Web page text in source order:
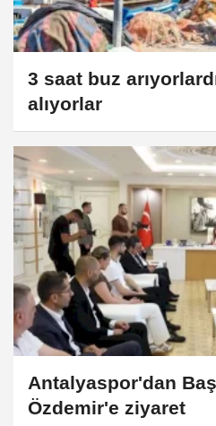
3 saat buz
alıyorlar
Antalyaspor'dan
Özdemir'e ziyaret